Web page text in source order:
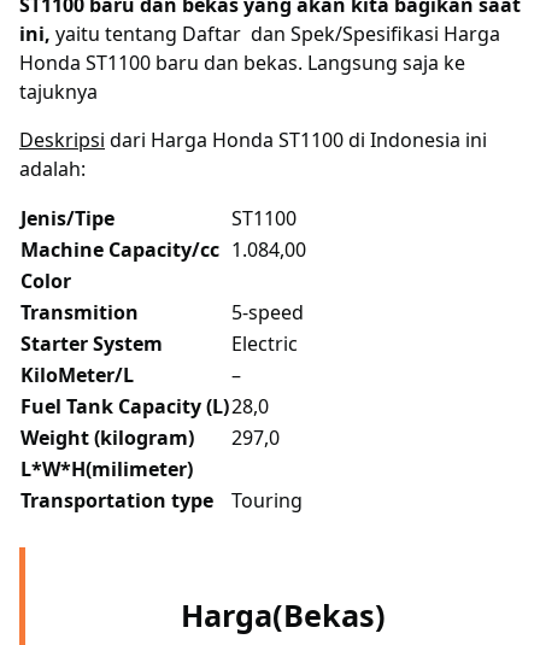
ini, yaitu tentang Daftar dan Spek/Spesifikasi Harga
Honda ST1100 baru dan bekas. Langsung saja ke
tajuknya
Deskripsi dari Harga Honda ST1100 di Indonesia ini
adalah:
Jenis/Tipe
ST1100
Machine Capacity/cc 1.084,00
Color
Transmition
5-speed
Starter System
Electric
KiloMeter/L
–
Fuel Tank Capacity (L)28,0
Weight (kilogram)
297,0
L*W*H(milimeter)
Transportation type
Touring
Harga(Bekas)